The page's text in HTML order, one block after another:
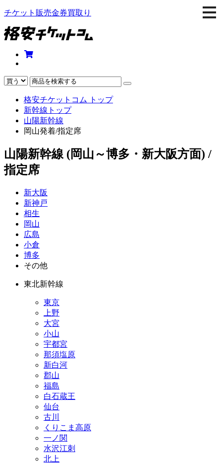
チケット販売金券買取り
格安チケットコム トップ
新幹線トップ
山陽新幹線
岡山発着/指定席
山陽新幹線 (岡山～博多・新大阪方面) /
指定席
新大阪
新神戸
相生
岡山
広島
小倉
博多
その他
東北新幹線
東京
上野
大宮
小山
宇都宮
那須塩原
新白河
郡山
福島
白石蔵王
仙台
古川
くりこま高原
一ノ関
水沢江刺
北上